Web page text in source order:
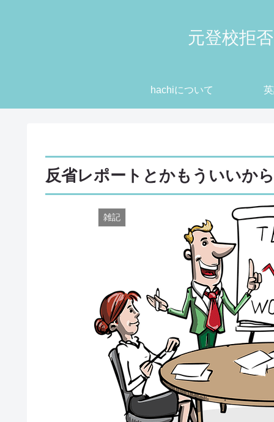
元登校拒
hachiについて
反省レポートとかもういいから
雑記